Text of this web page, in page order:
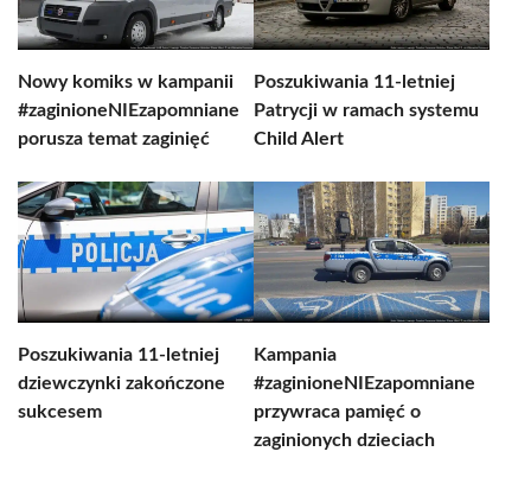
Nowy komiks w kampanii
#zaginioneNIEzapomniane
porusza temat zaginięć
Poszukiwania 11-letniej
Patrycji w ramach systemu
Child Alert
Poszukiwania 11-letniej
dziewczynki zakończone
sukcesem
Kampania
#zaginioneNIEzapomniane
przywraca pamięć o
zaginionych dzieciach